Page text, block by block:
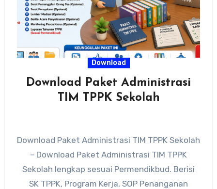
Download
Download Paket Administrasi
TIM TPPK Sekolah
Download Paket Administrasi TIM TPPK Sekolah
– Download Paket Administrasi TIM TPPK
Sekolah lengkap sesuai Permendikbud. Berisi
SK TPPK, Program Kerja, SOP Penanganan